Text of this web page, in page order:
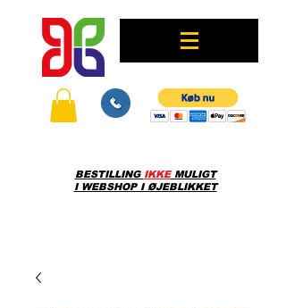
BESTILLING IKKEMULIGT
I WEBSHOP I ØJEBLIKKET